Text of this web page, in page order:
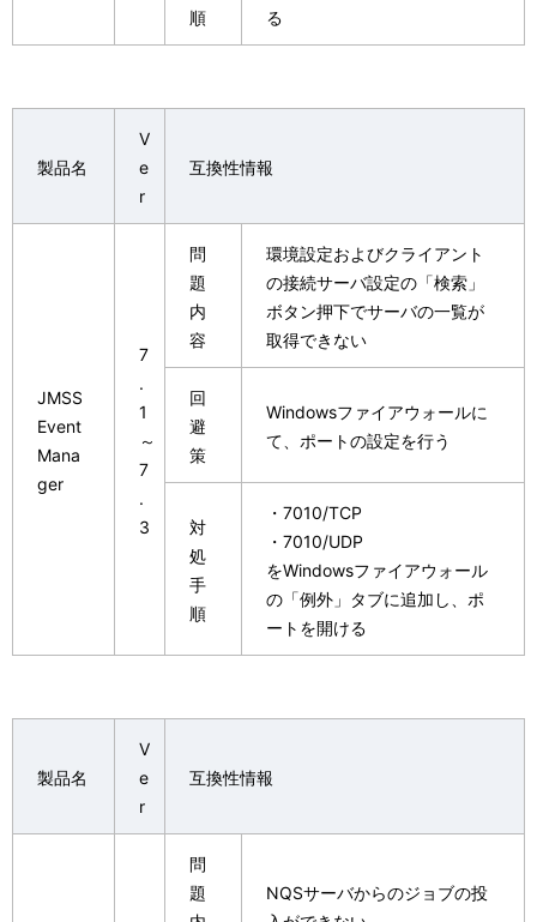
順
る
製品名
V
e
r
互換性情報
JMSS
Event
Mana
ger
7
.
1
～
7
.
3
問
題
内
容
環境設定およびクライアント
の接続サーバ設定の「検索」
ボタン押下でサーバの一覧が
取得できない
回
避
策
Windowsファイアウォールに
て、ポートの設定を行う
対
処
手
順
・7010/TCP
・7010/UDP
をWindowsファイアウォール
の「例外」タブに追加し、ポ
ートを開ける
製品名
V
e
r
互換性情報
問
題
NQSサーバからのジョブの投